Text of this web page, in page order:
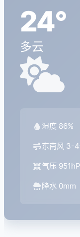
24°
多云
湿度 86%
东南风 3-
气压
降水 0mm